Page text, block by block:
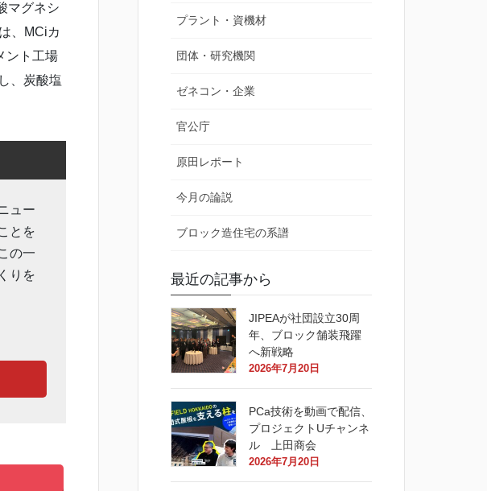
マグネシ
、MCiカ
ント工場
、炭酸塩
ュー
とを
の一
りを
プラント・資機材
団体・研究機関
ゼネコン・企業
官公庁
原田レポート
今月の論説
ブロック造住宅の系譜
最近の記事から
JIPEAが社団設立30周
年、ブロック舗装飛躍
へ新戦略
2026年7月20日
PCa技術を動画で配信、
プロジェクトUチャンネ
ル 上田商会
2026年7月20日